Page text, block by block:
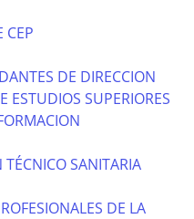
CEP
DE DIRECCION
ESTUDIOS SUPERIORES
SANITARIA
DE LA